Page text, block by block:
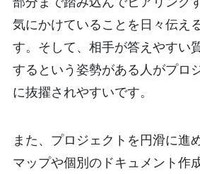
気にかけていることを日々伝え
す。そして、相手が答えやすい
するという姿勢がある人がプロ
に抜擢されやすいです。
また、プロジェクトを円滑に進
マップや個別のドキュメント作